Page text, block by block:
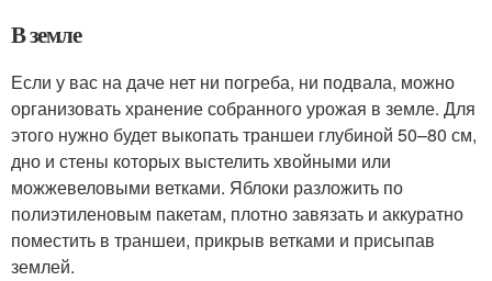
В земле
Если у вас на даче нет ни погреба, ни подвала, можно
организовать хранение собранного урожая в земле. Для
этого нужно будет выкопать траншеи глубиной 50–80 см,
дно и стены которых выстелить хвойными или
можжевеловыми ветками. Яблоки разложить по
полиэтиленовым пакетам, плотно завязать и аккуратно
поместить в траншеи, прикрыв ветками и присыпав
землей.